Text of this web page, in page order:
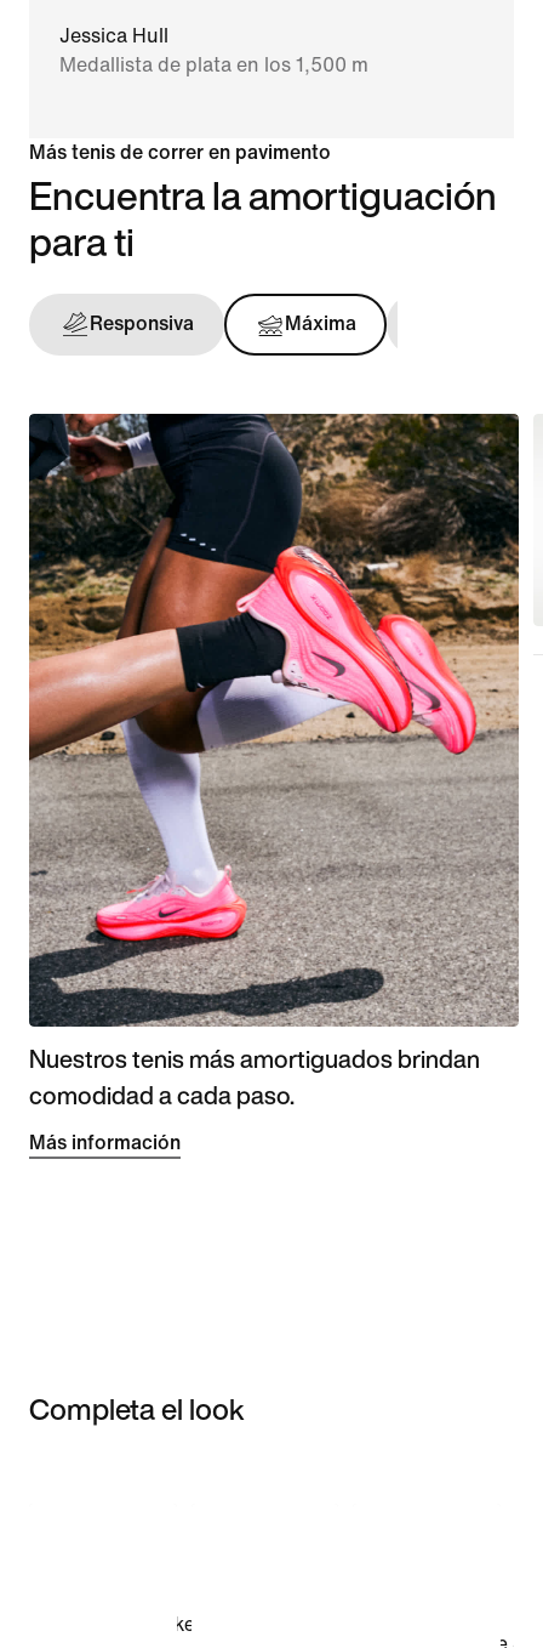
Jessica Hull
Medallista de plata en los 1,500 m
Más tenis de correr en pavimento
Encuentra la amortiguación
para ti
Responsiva Máxima
Nuestros tenis más amortiguados brindan
comodidad a cada paso.
Más información
Completa el look